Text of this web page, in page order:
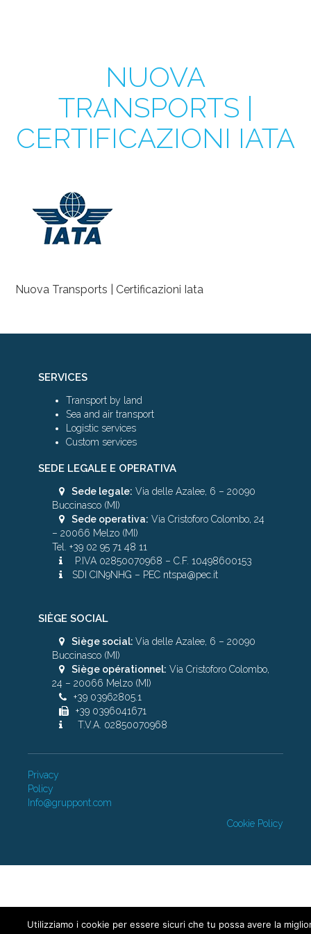
NUOVA
TRANSPORTS |
CERTIFICAZIONI IATA
Nuova Transports | Certificazioni Iata
SERVICES
Transport by land
Sea and air transport
Logistic services
Custom services
SEDE LEGALE E OPERATIVA
Sede legale: Via delle Azalee, 6 – 20090
Buccinasco (MI)
Sede operativa: Via Cristoforo Colombo, 24
– 20066 Melzo (MI)
Tel. +39 02 95 71 48 11
P.IVA 02850070968 – C.F. 10498600153
SDI CIN9NHG – PEC ntspa@pec.it
SIÈGE SOCIAL
Siège social:Via delle Azalee, 6 – 20090
Buccinasco (MI)
Siège opérationnel: Via Cristoforo Colombo,
24 – 20066 Melzo (MI)
+39 03962805.1
+39 0396041671
T.V.A. 02850070968
Privacy
Policy
Info@gruppont.com
Cookie Policy
Utilizziamo i cookie per essere sicuri che tu possa avere la